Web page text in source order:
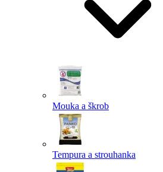
Mouka a škrob
Tempura a strouhanka
Powered by chaterimo